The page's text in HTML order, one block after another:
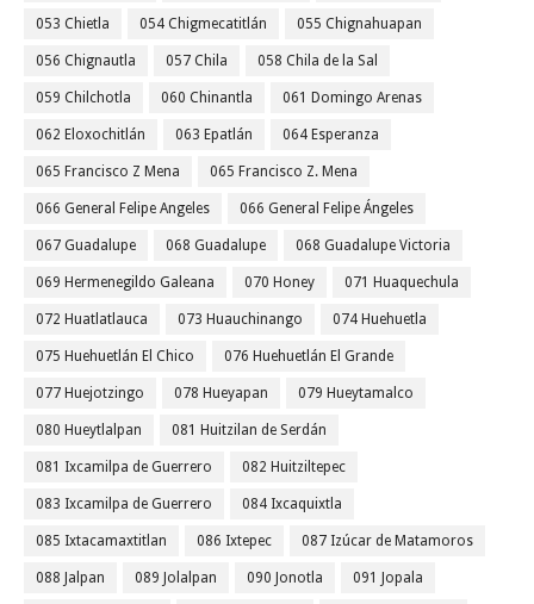
053 Chietla 054 Chigmecatitlán 055 Chignahuapan
056 Chignautla 057 Chila 058 Chila de la Sal
059 Chilchotla 060 Chinantla 061 Domingo Arenas
062 Eloxochitlán 063 Epatlán 064 Esperanza
065 Francisco Z Mena 065 Francisco Z. Mena
066 General Felipe Angeles 066 General Felipe Ángeles
067 Guadalupe 068 Guadalupe 068 Guadalupe Victoria
069 Hermenegildo Galeana 070 Honey 071 Huaquechula
072 Huatlatlauca 073 Huauchinango 074 Huehuetla
075 Huehuetlán El Chico 076 Huehuetlán El Grande
077 Huejotzingo 078 Hueyapan 079 Hueytamalco
080 Hueytlalpan 081 Huitzilan de Serdán
081 Ixcamilpa de Guerrero 082 Huitziltepec
083 Ixcamilpa de Guerrero 084 Ixcaquixtla
085 Ixtacamaxtitlan 086 Ixtepec 087 Izúcar de Matamoros
088 Jalpan 089 Jolalpan 090 Jonotla 091 Jopala